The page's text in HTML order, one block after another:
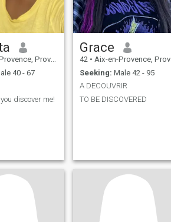
Alpes-Côte d'Azur, France
40 - 67
discover me!
Grace
42 • Aix-en-Provence, Provence-Alpes-Côte d'Azur, France
Seeking: Male 42 - 95
A DECOUVRIR
TO BE DISCOVERED